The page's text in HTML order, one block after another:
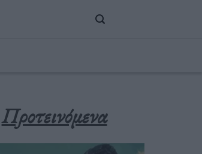
Προτεινόμενα